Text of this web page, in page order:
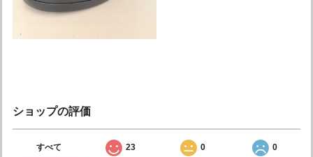
ショップの評価
すべて 23 0 0